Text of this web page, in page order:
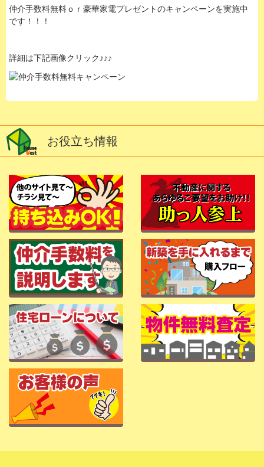
仲介手数料無料ｏｒ豪華家電プレゼントのキャンペーンを実施中
です！！！
詳細は下記画像クリック♪♪♪
お役立ち情報